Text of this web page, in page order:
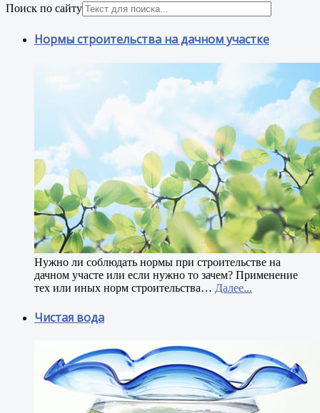
Поиск по сайту
Нормы строительства на дачном участке
Нужно ли соблюдать нормы при строительстве на
дачном участе или если нужно то зачем? Применение
тех или иных норм строительства… Далее...
Чистая вода